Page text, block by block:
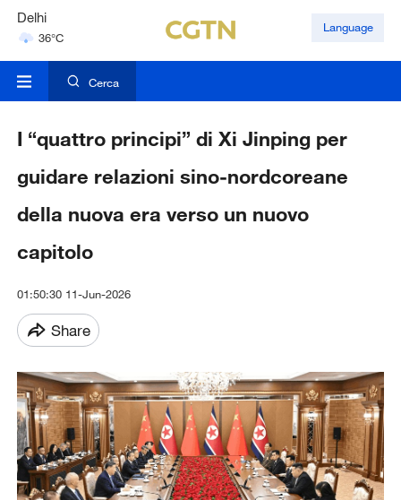
Delhi
36°C
Hyderabad
Language
Cerca
I “quattro principi” di Xi Jinping per
guidare relazioni sino-nordcoreane
della nuova era verso un nuovo
capitolo
01:50:30 11-Jun-2026
Share